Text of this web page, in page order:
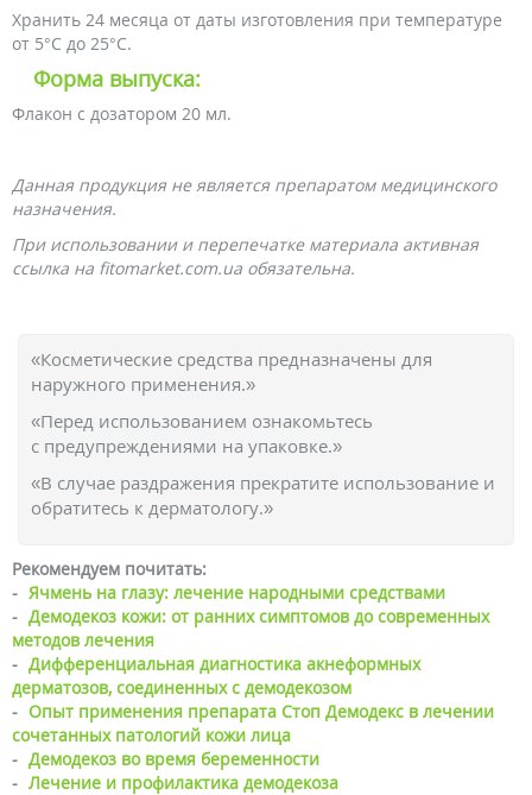
Хранить 24 месяца от даты изготовления при температуре
от 5°С до 25°С.
Форма выпуска:
Флакон с дозатором 20 мл.
Данная продукция не является препаратом медицинского
назначения.
При использовании и перепечатке материала активная
ссылка на fitomarket.com.ua обязательна.
«Косметические средства предназначены для
наружного применения.»
«Перед использованием ознакомьтесь
с предупреждениями на упаковке.»
«В случае раздражения прекратите использование и
обратитесь к дерматологу.»
Рекомендуем почитать:
- Ячмень на глазу: лечение народными средствами
- Демодекоз кожи: от ранних симптомов до современных
методов лечения
- Дифференциальная диагностика акнеформных
дерматозов, соединенных с демодекозом
- Опыт применения препарата Стоп Демодекс в лечении
сочетанных патологий кожи лица
- Демодекоз во время беременности
- Лечение и профилактика демодекоза